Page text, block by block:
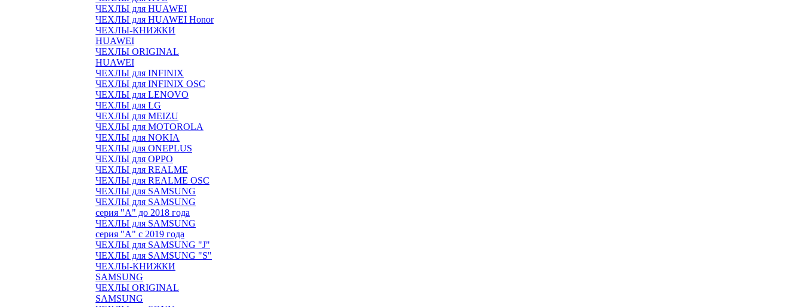
ЧЕХЛЫ для HUAWEI
ЧЕХЛЫ для HUAWEI Honor
ЧЕХЛЫ-КНИЖКИ
HUAWEI
ЧЕХЛЫ ORIGINAL
HUAWEI
ЧЕХЛЫ для INFINIX
ЧЕХЛЫ для INFINIX OSC
ЧЕХЛЫ для LENOVO
ЧЕХЛЫ для LG
ЧЕХЛЫ для MEIZU
ЧЕХЛЫ для MOTOROLA
ЧЕХЛЫ для NOKIA
ЧЕХЛЫ для ONEPLUS
ЧЕХЛЫ для OPPO
ЧЕХЛЫ для REALME
ЧЕХЛЫ для REALME OSC
ЧЕХЛЫ для SAMSUNG
ЧЕХЛЫ для SAMSUNG
серия "A" до 2018 года
ЧЕХЛЫ для SAMSUNG
серия "A" с 2019 года
ЧЕХЛЫ для SAMSUNG "J"
ЧЕХЛЫ для SAMSUNG "S"
ЧЕХЛЫ-КНИЖКИ
SAMSUNG
ЧЕХЛЫ ORIGINAL
SAMSUNG